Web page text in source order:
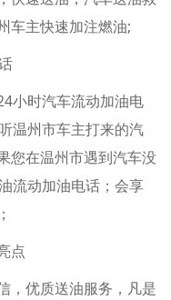
车主快速加注燃油;
小时汽车流动加油电
温州市车主打来的汽
您在温州市遇到汽车没
流动加油电话；会享
点
，优质送油服务，凡是